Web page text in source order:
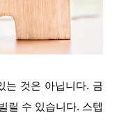
는 것은 아닙니다. 금
릴 수 있습니다. 스텝